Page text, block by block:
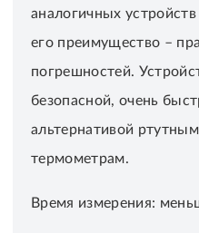
аналогичных
его преимущество –
погрешностей.
безопасной, очень
альтернативой
термометрам.
Время измерения: